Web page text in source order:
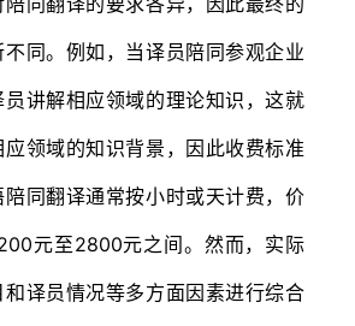
同。例如，当译员陪同参观企业
讲解相应领域的理论知识，这就
领域的知识背景，因此收费标准
同翻译通常按小时或天计费，价
元至2800元之间。然而，实际
译员情况等多方面因素进行综合